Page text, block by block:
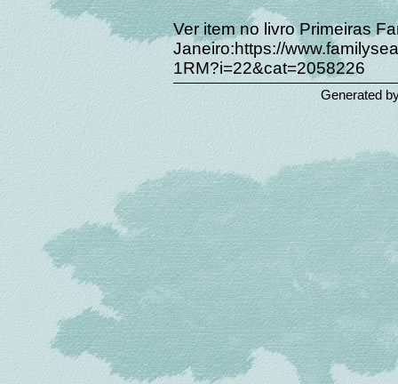
Ver item no livro Primeiras
Janeiro:https://
1RM?i=22&cat=2058226
Generated